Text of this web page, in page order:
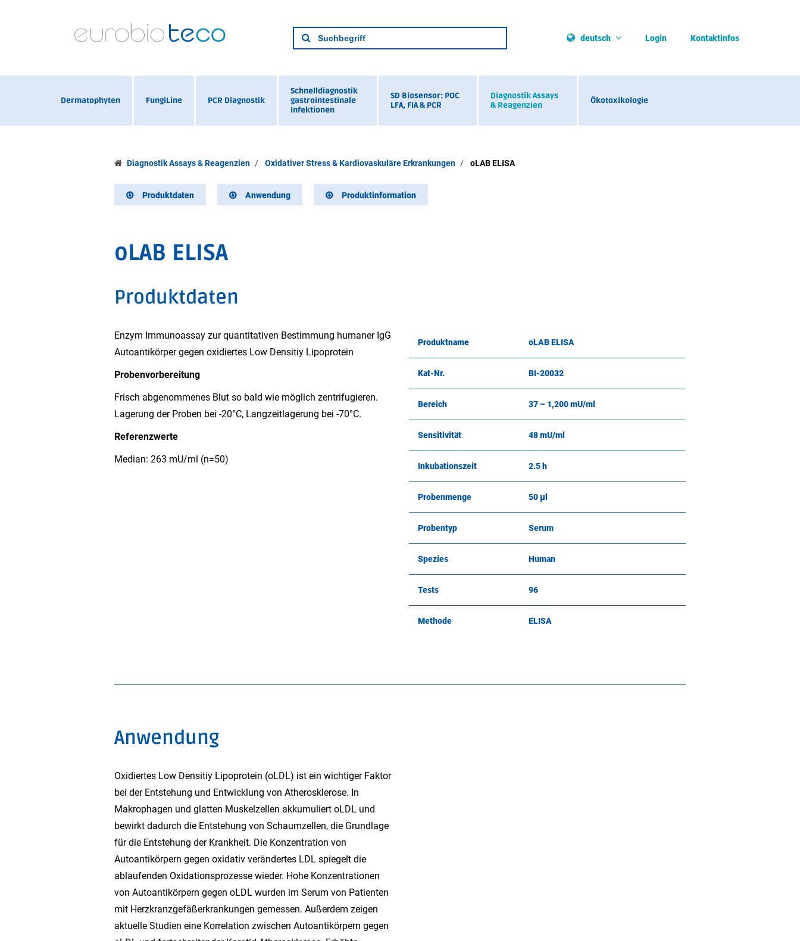
deutsch Login Kontaktinfos
Dermatophyten FungiLine PCR Diagnostik
Schnelldiagnostik
gastrointestinale
Infektionen
SD Biosensor: POC
LFA, FIA & PCR
Diagnostik Assays
& Reagenzien
Ökotoxikologie
Diagnostik Assays & Reagenzien Oxidativer Stress & Kardiovaskuläre Erkrankungen oLAB ELISA
Produktdaten Anwendung Produktinformation
oLAB ELISA
Produktdaten
Enzym Immunoassay zur quantitativen Bestimmung humaner IgG
Autoantikörper gegen oxidiertes Low Densitiy Lipoprotein
Probenvorbereitung
Frisch abgenommenes Blut so bald wie möglich zentrifugieren.
Lagerung der Proben bei -20°C, Langzeitlagerung bei -70°C.
Referenzwerte
Median: 263 mU/ml (n=50)
Produktname oLAB ELISA
Kat-Nr. BI-20032
Bereich 37 – 1,200 mU/ml
Sensitivität 48 mU/ml
Inkubationszeit 2.5 h
Probenmenge 50 µl
Probentyp Serum
Spezies Human
Tests 96
Methode ELISA
Anwendung
Oxidiertes Low Densitiy Lipoprotein (oLDL) ist ein wichtiger Faktor
bei der Entstehung und Entwicklung von Atherosklerose. In
Makrophagen und glatten Muskelzellen akkumuliert oLDL und
bewirkt dadurch die Entstehung von Schaumzellen, die Grundlage
für die Entstehung der Krankheit. Die Konzentration von
Autoantikörpern gegen oxidativ verändertes LDL spiegelt die
ablaufenden Oxidationsprozesse wieder. Hohe Konzentrationen
von Autoantikörpern gegen oLDL wurden im Serum von Patienten
mit Herzkranzgefäßerkrankungen gemessen. Außerdem zeigen
aktuelle Studien eine Korrelation zwischen Autoantikörpern gegen